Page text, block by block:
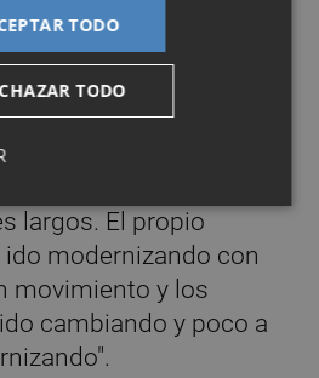
valora.
asegura que la
modernizando en los
aquel tiempo en el
a los postes de la
largos. El propio
modernizando con
movimiento y los
cambiando y poco a
TODO
TODO